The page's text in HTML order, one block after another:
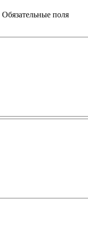
Обязательные поля